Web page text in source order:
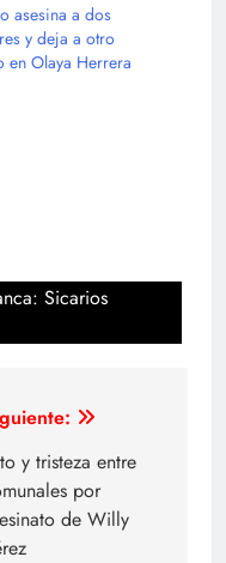
asesina a dos
y deja a otro
en Olaya Herrera
Sicarios
y tristeza entre
por
de Willy